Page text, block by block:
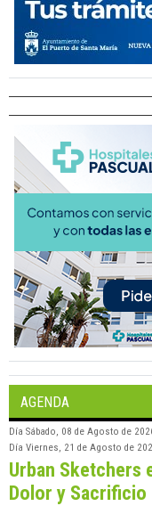
AGENDA
Día Sábado, 08 de Agosto de
Día Viernes, 21 de Agosto de
Urban Sketchers
Dolor y Sacrificio